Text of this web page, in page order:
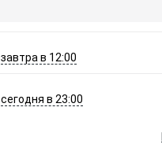
завтра в 12:00
сегодня в 23:00